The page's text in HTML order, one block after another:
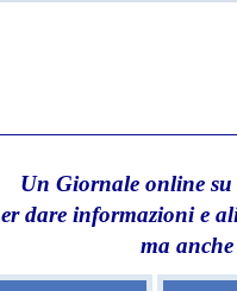
Un Giornale online
dare informazioni e
ma